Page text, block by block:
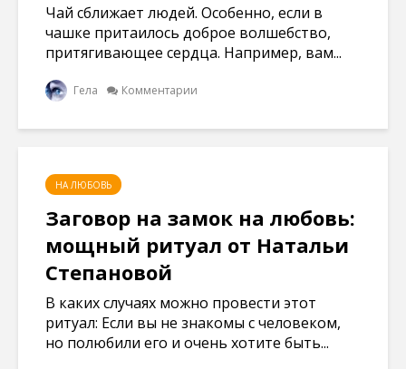
Чай сближает людей. Особенно, если в
чашке притаилось доброе волшебство,
притягивающее сердца. Например, вам...
Гела Комментарии
НА ЛЮБОВЬ
Заговор на замок на любовь:
мощный ритуал от Натальи
Степановой
В каких случаях можно провести этот
ритуал: Если вы не знакомы с человеком,
но полюбили его и очень хотите быть...